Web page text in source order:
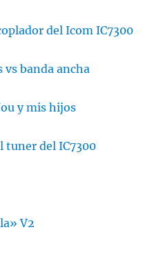
del Icom IC7300
vs banda ancha
y mis hijos
tuner del IC7300
V2